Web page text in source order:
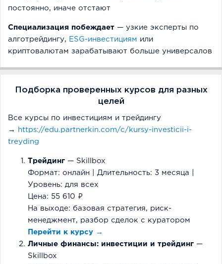
постоянно, иначе отстают
Специализация побеждает — узкие эксперты по
алготрейдингу,
ESG-инвестициям или
криптовалютам зарабатывают больше универсалов
Подборка проверенных курсов для разных
целей
Все курсы по инвестициям и трейдингу
→
https://edu.partnerkin.com/c/kursy-investicii-i-
treyding
Трейдинг — Skillbox
Формат: онлайн | Длительность: 3 месяца |
Уровень: для всех
Цена: 55 610 ₽
На выходе: базовая стратегия, риск-
менеджмент, разбор сделок с куратором
Перейти к курсу →
Личные финансы: инвестиции и трейдинг —
Skillbox